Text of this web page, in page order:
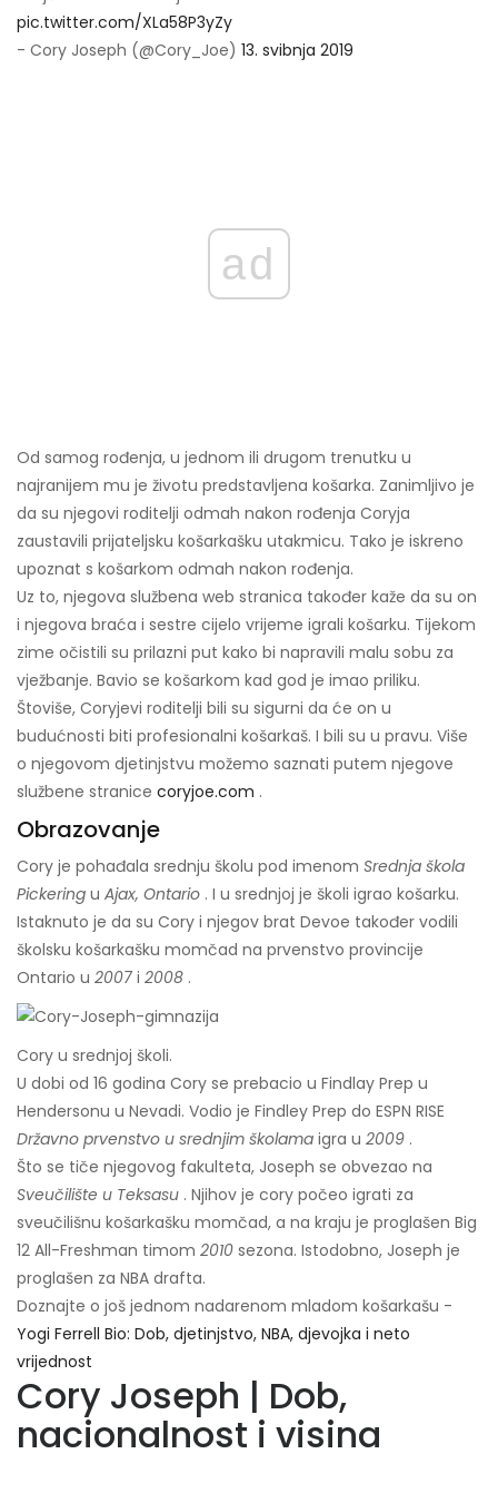
pic.twitter.com/XLa58P3yZy
- Cory Joseph (@Cory_Joe) 13. svibnja 2019
ad
Od samog rođenja, u jednom ili drugom trenutku u
najranijem mu je životu predstavljena košarka. Zanimljivo je
da su njegovi roditelji odmah nakon rođenja Coryja
zaustavili prijateljsku košarkašku utakmicu. Tako je iskreno
upoznat s košarkom odmah nakon rođenja.
Uz to, njegova službena web stranica također kaže da su on
i njegova braća i sestre cijelo vrijeme igrali košarku. Tijekom
zime očistili su prilazni put kako bi napravili malu sobu za
vježbanje. Bavio se košarkom kad god je imao priliku.
Štoviše, Coryjevi roditelji bili su sigurni da će on u
budućnosti biti profesionalni košarkaš. I bili su u pravu. Više
o njegovom djetinjstvu možemo saznati putem njegove
službene stranice coryjoe.com .
Obrazovanje
Cory je pohađala srednju školu pod imenom Srednja škola
Pickering u Ajax, Ontario . I u srednjoj je školi igrao košarku.
Istaknuto je da su Cory i njegov brat Devoe također vodili
školsku košarkašku momčad na prvenstvo provincije
Ontario u 2007 i 2008 .
Cory u srednjoj školi.
U dobi od 16 godina Cory se prebacio u Findlay Prep u
Hendersonu u Nevadi. Vodio je Findley Prep do ESPN RISE
Državno prvenstvo u srednjim školama igra u 2009 .
Što se tiče njegovog fakulteta, Joseph se obvezao na
Sveučilište u Teksasu . Njihov je cory počeo igrati za
sveučilišnu košarkašku momčad, a na kraju je proglašen Big
12 All-Freshman timom 2010 sezona. Istodobno, Joseph je
proglašen za NBA drafta.
Doznajte o još jednom nadarenom mladom košarkašu -
Yogi Ferrell Bio: Dob, djetinjstvo, NBA, djevojka i neto
vrijednost
Cory Joseph | Dob,
nacionalnost i visina